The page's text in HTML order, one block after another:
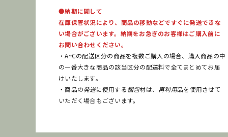
●納期に関して
在庫保管状況により、商品の移動などですぐに発送できな
い場合がございます。納期をお急ぎのお客様はご購入前に
お問い合わせください。
・A~Cの配送区分の商品を複数ご購入の場合、購入商品の中
の一番大きな商品の該当区分の配送料で全てまとめてお届
けいたします。
・商品の発送に使用する梱包材は、 再利用品を使用させて
いただく場合もございます。